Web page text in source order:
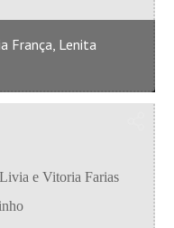
França, Lenita